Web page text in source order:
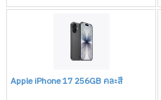
Apple iPhone 17 256GB คละสี